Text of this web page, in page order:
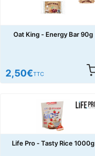
Oat King - Energy Bar 90g
2,50€TTC
Life Pro - Tasty Rice 1000g